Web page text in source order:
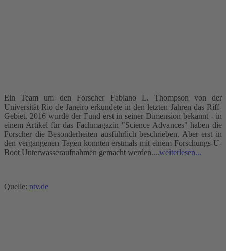
Ein Team um den Forscher Fabiano L. Thompson von der
Universität Rio de Janeiro erkundete in den letzten Jahren das Riff-
Gebiet. 2016 wurde der Fund erst in seiner Dimension bekannt - in
einem Artikel für das Fachmagazin "Science Advances" haben die
Forscher die Besonderheiten ausführlich beschrieben. Aber erst in
den vergangenen Tagen konnten erstmals mit einem Forschungs-U-
Boot Unterwasseraufnahmen gemacht werden....weiterlesen...
Quelle: ntv.de